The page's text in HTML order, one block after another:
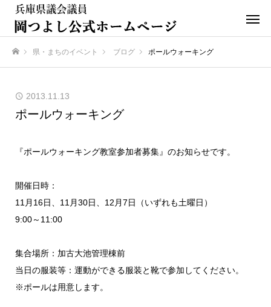
県・まちのイベント ブログ ポールウォーキング
2013.11.13
ポールウォーキング
『ポールウォーキング教室参加者募集』のお知らせです。
開催日時：
11月16日、11月30日、12月7日（いずれも土曜日）
9:00～11:00
集合場所：加古大池管理棟前
当日の服装等：運動ができる服装と靴で参加してください。
※ポールは用意します。